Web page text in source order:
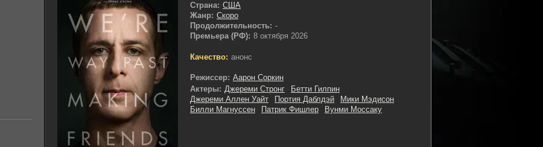
Страна: США
Жанр: Скоро
Продолжительность: -
Премьера (РФ): 8 октября 2026
Качество: анонс
Режиссер: Аарон Соркин
Актеры: Джереми Стронг
Бетти Гилпин
Джереми Аллен Уайт
Портия Даблдэй
Мики Мэдисон
Билли Магнуссен
Патрик Фишлер Вунми Моссаку